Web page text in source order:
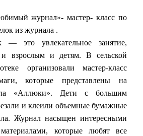
журнал»- мастер- класс по
из журнала .
— это увлекательное занятие,
взрослым и детям. В сельской
организовали мастер-класс
которые представлены на
«Аллюки». Дети с большим
и клеили объемные бумажные
Журнал насыщен интересными
которые любят все